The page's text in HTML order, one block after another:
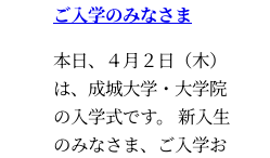
ご入学のみなさま
本日、４月２日（木）
は、成城大学・大学院
の入学式です。 新入生
のみなさま、ご入学お